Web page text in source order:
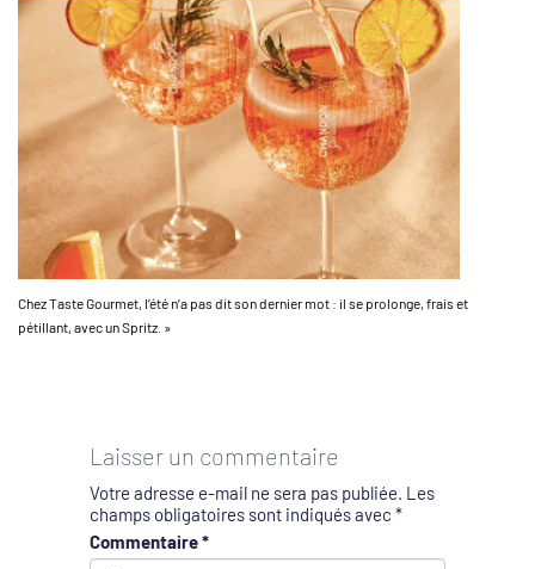
Chez Taste Gourmet, l’été n’a pas dit son dernier mot : il se prolonge, frais et
pétillant, avec un Spritz. »
Laisser un commentaire
Votre adresse e-mail ne sera pas publiée. Les
champs obligatoires sont indiqués avec *
Commentaire*